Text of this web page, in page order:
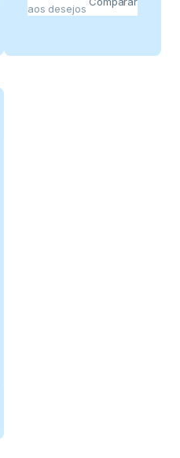
aos desejos